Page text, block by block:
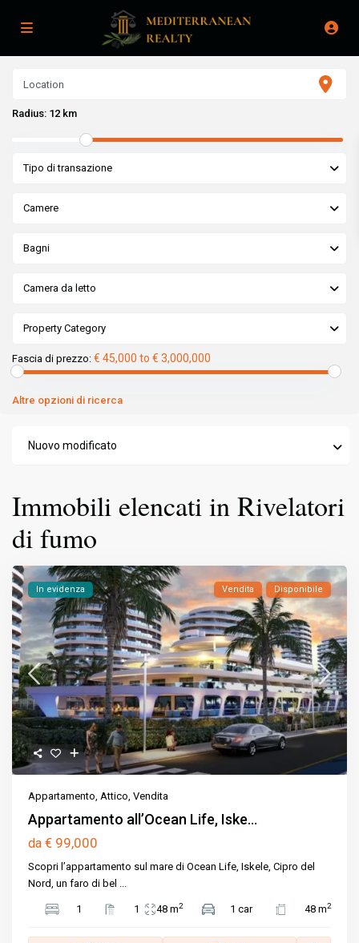
Radius: 12 km
Tipo di transazione
Camere
Bagni
Camera da letto
Property Category
Fascia di prezzo: € 45,000 to € 3,000,000
Altre opzioni di ricerca
Nuovo modificato
Immobili elencati in Rivelatori
di fumo
In evidenza Vendita Disponibile
Appartamento,Attico,Vendita
Appartamento all’Ocean Life, Iske...
da € 99,000
Scopri l’appartamento sul mare di Ocean Life, Iskele, Cipro del
Nord, un faro di bel ...
1 1 48 m2 1 car 48 m2